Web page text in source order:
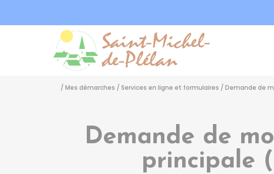
/ Mes démarches / Services en ligne et formulaires / Demande de
Demande de
principale